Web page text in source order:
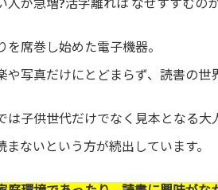
を席巻し始めた電子機器。
や写真だけにとどまらず、読書の世
は子供世代だけでなく見本となる大
まないという方が続出しています。